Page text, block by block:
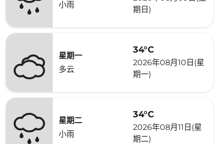
小雨
期日)
星期一
多云
34°C
2026年08月10日(星
期一)
星期二
小雨
34°C
2026年08月11日(星
期二)